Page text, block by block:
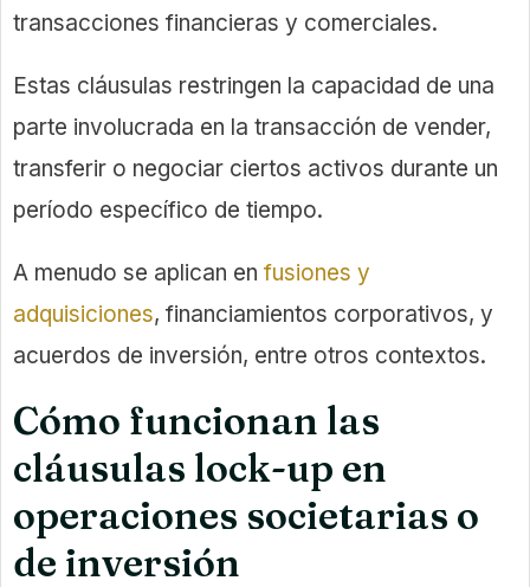
transacciones financieras y comerciales.
Estas cláusulas restringen la capacidad de una
parte involucrada en la transacción de vender,
transferir o negociar ciertos activos durante un
período específico de tiempo.
A menudo se aplican en fusiones y
adquisiciones, financiamientos corporativos, y
acuerdos de inversión, entre otros contextos.
Cómo funcionan las
cláusulas lock-up en
operaciones societarias o
de inversión